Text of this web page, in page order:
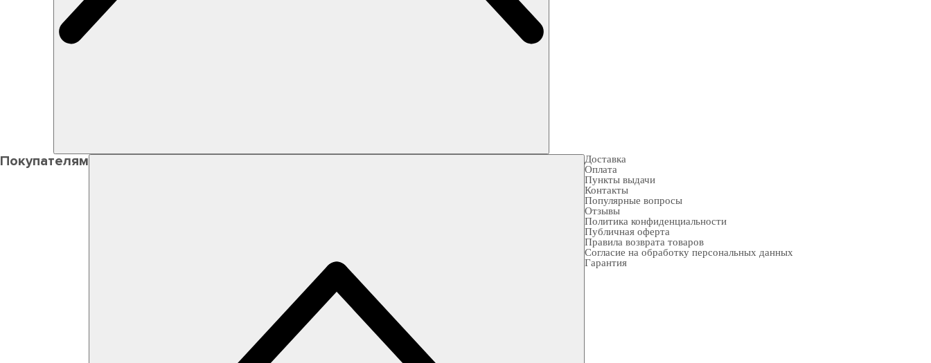
Покупателям
Доставка
Оплата
Пункты выдачи
Контакты
Популярные вопросы
Отзывы
Политика конфиденциальности
Публичная оферта
Правила возврата товаров
Согласие на обработку персональных данных
Гарантия